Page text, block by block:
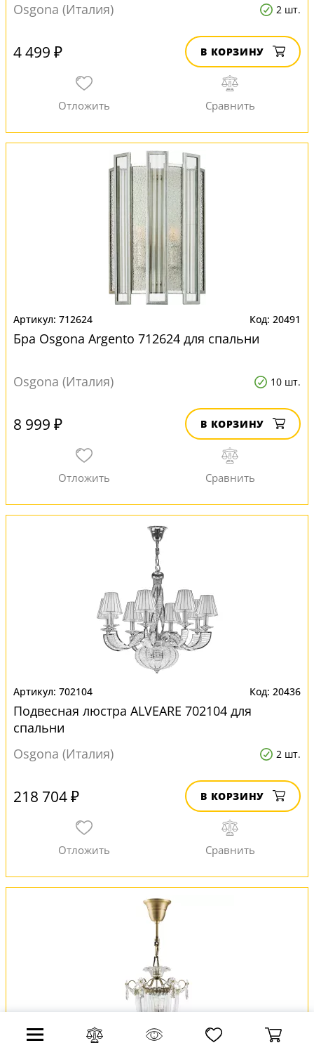
Osgona (Италия) 2 шт.
4 499 ₽ В КОРЗИНУ
712624 20491
Бра Osgona Argento 712624 для спальни
Osgona (Италия) 10 шт.
8 999 ₽ В КОРЗИНУ
702104 20436
Подвесная люстра ALVEARE 702104 для
спальни
Osgona (Италия)
2 шт.
218 704 ₽ В КОРЗИНУ